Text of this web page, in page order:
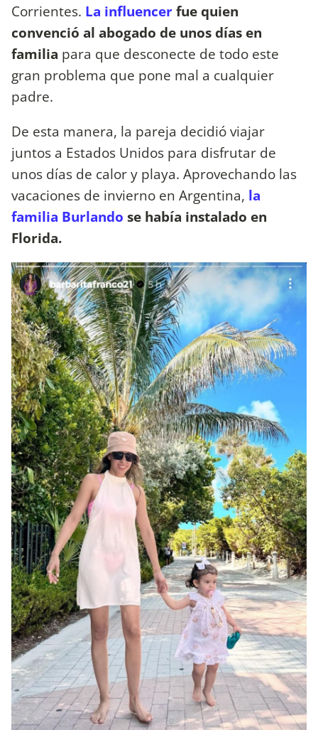
Corrientes. La influencerfue quien
convenció al abogado de unos días en
familia para que desconecte de todo este
gran problema que pone mal a cualquier
padre.
De esta manera, la pareja decidió viajar
juntos a Estados Unidos para disfrutar de
unos días de calor y playa. Aprovechando las
vacaciones de invierno en Argentina, la
familia Burlando se había instalado en
Florida.